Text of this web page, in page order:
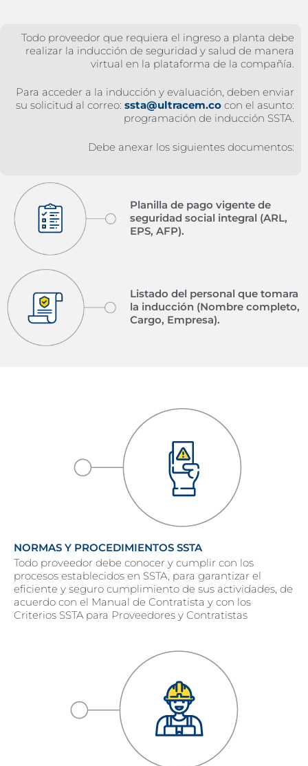
Todo proveedor que requiera el ingreso a planta debe
realizar la inducción de seguridad y salud de manera
virtual en la plataforma de la compañía.
Para acceder a la inducción y evaluación, deben enviar
su solicitud al correo: ssta@ultracem.co con el asunto:
programación de inducción SSTA.
Debe anexar los siguientes documentos:
Planilla de pago vigente de
seguridad social integral (ARL,
EPS, AFP).
Listado del personal que tomara
la inducción (Nombre completo,
Cargo, Empresa).
NORMAS Y PROCEDIMIENTOS SSTA
Todo proveedor debe conocer y cumplir con los
procesos establecidos en SSTA, para garantizar el
eficiente y seguro cumplimiento de sus actividades, de
acuerdo con el Manual de Contratista y con los
Criterios SSTA para Proveedores y Contratistas